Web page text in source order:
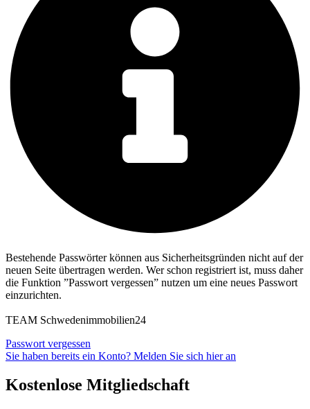
Bestehende Passwörter können aus Sicherheitsgründen nicht auf der
neuen Seite übertragen werden. Wer schon registriert ist, muss daher
die Funktion ”Passwort vergessen” nutzen um eine neues Passwort
einzurichten.
TEAM Schwedenimmobilien24
Passwort vergessen
Sie haben bereits ein Konto? Melden Sie sich hier an
Kostenlose Mitgliedschaft